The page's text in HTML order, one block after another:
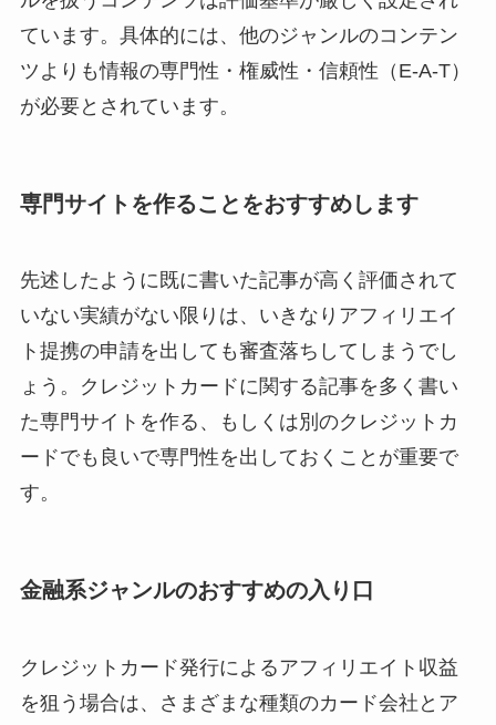
ています。具体的には、他のジャンルのコンテン
ツよりも情報の専門性・権威性・信頼性（E-A-T）
が必要とされています。
専門サイトを作ることをおすすめします
先述したように既に書いた記事が高く評価されて
いない実績がない限りは、いきなりアフィリエイ
ト提携の申請を出しても審査落ちしてしまうでし
ょう。クレジットカードに関する記事を多く書い
た専門サイトを作る、もしくは別のクレジットカ
ードでも良いで専門性を出しておくことが重要で
す。
金融系ジャンルのおすすめの入り口
クレジットカード発行によるアフィリエイト収益
を狙う場合は、さまざまな種類のカード会社とア